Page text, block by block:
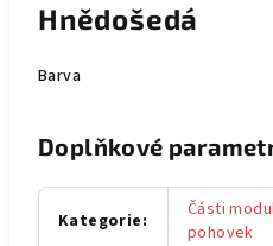
Hnědošedá
Barva
Doplňkové
Kategorie:
Části
pohovek